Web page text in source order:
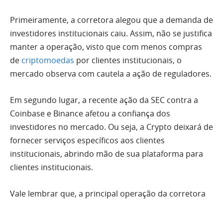
Primeiramente, a corretora alegou que a demanda de
investidores institucionais caiu. Assim, não se justifica
manter a operação, visto que com menos compras
de criptomoedas por clientes institucionais, o
mercado observa com cautela a ação de reguladores.
Em segundo lugar, a recente ação da SEC contra a
Coinbase e Binance afetou a confiança dos
investidores no mercado. Ou seja, a Crypto deixará de
fornecer serviços específicos aos clientes
institucionais, abrindo mão de sua plataforma para
clientes institucionais.
Vale lembrar que, a principal operação da corretora